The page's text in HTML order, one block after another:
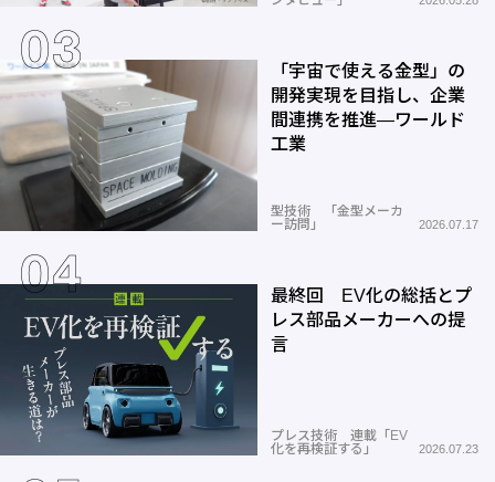
「宇宙で使える金型」の
開発実現を目指し、企業
間連携を推進―ワールド
工業
型技術 「金型メーカ
ー訪問」
2026.07.17
最終回 EV化の総括とプ
レス部品メーカーへの提
言
プレス技術 連載「EV
化を再検証する」
2026.07.23